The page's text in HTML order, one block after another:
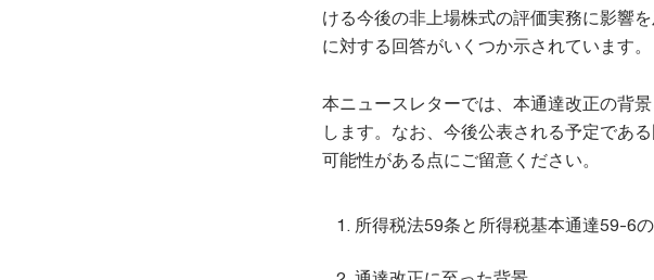
ける今後の非上場株式の評価実務に影響
に対する回答がいくつか示されています。
本ニュースレターでは、本通達改正の背
します。なお、今後公表される予定であ
可能性がある点にご留意ください。
所得税法59条と所得税基本通達59-6